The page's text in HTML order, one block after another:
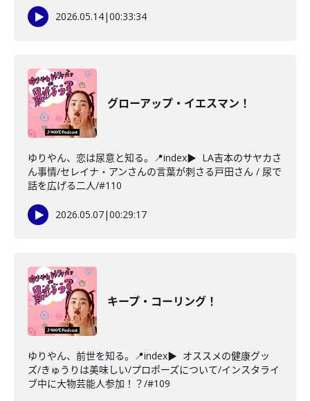
2026.05.14|00:33:34
グローアップ・イエスマン！
ゆりやん、恋は尿意と知る。📍index▶ LA吉本のサヤカさ
ん事情/セレイナ・アンさんの言葉が刺さる戸田さん / 尿で
話を広げる二人/#110
2026.05.07|00:29:17
キープ・コーリング！
ゆりやん、前世を知る。📍index▶ オススメの健康グッ
ズ/きゅうりは美味しい/プロポーズについて/インスタライ
ブ中に大物芸能人参加！？/#109